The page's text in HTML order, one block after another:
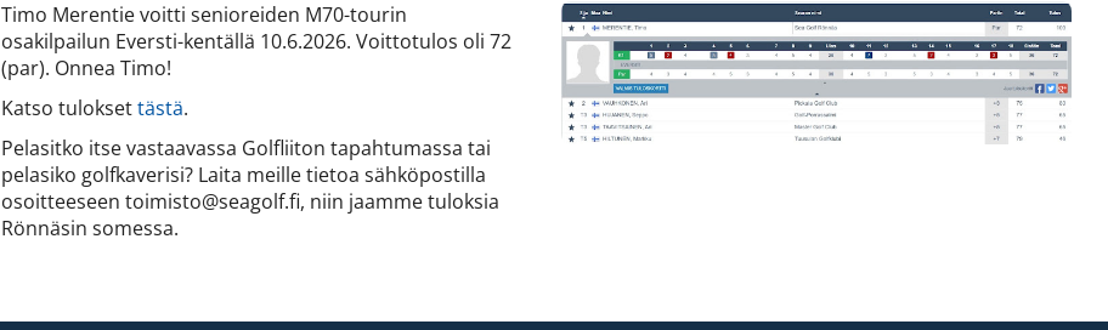
Timo Merentie voitti senioreiden M70-tourin
osakilpailun Eversti-kentällä 10.6.2026. Voittotulos oli 72
(par). Onnea Timo!
Katso tuloksettästä.
Pelasitko itse vastaavassa Golfliiton tapahtumassa tai
pelasiko golfkaverisi? Laita meille tietoa sähköpostilla
osoitteeseen toimisto@seagolf.fi, niin jaamme tuloksia
Rönnäsin somessa.